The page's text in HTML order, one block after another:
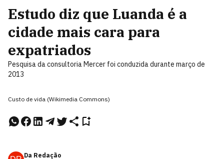
Estudo diz que Luanda é a
cidade mais cara para
expatriados
Pesquisa da consultoria Mercer foi conduzida durante março de
2013
Custo de vida (Wikimedia Commons)
Da Redação